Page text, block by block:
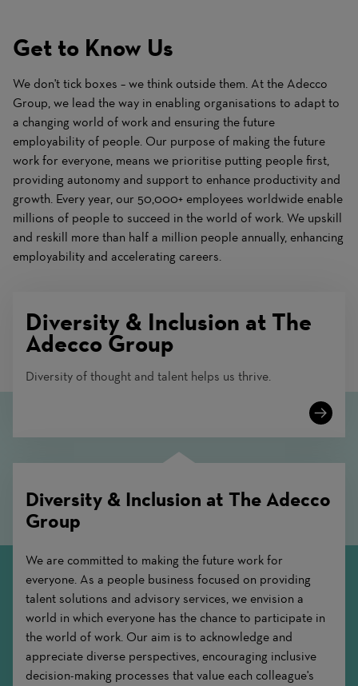
Get to Know Us
We don't tick boxes – we think outside them. At the Adecco
Group, we lead the way in enabling organisations to adapt to
a changing world of work and ensuring the future
employability of people. Our purpose of making the future
work for everyone, means we prioritise putting people first,
providing autonomy and support to enhance productivity and
growth. Every year, our 50,000+ employees worldwide enable
millions of people to succeed in the world of work. We upskill
and reskill more than half a million people annually, enhancing
employability and accelerating careers.
Diversity & Inclusion at The
Adecco Group
Diversity of thought and talent helps us thrive.
Diversity & Inclusion at The Adecco
Group
We are committed to making the future work for
everyone. As a people business focused on providing
talent solutions and advisory services, we envision a
world in which everyone has the chance to participate in
the world of work. Our aim is to acknowledge and
appreciate diverse perspectives, encouraging inclusive
decision-making processes that value each colleague's